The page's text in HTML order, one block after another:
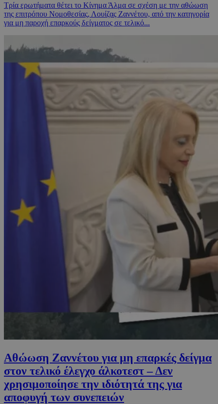
Τρία ερωτήματα θέτει το Κίνημα Άλμα σε σχέση με την αθώωση
της επιτρόπου Νομοθεσίας, Λουίζας Ζαννέτου, από την κατηγορία
για μη παροχή επαρκούς δείγματος σε τελικό...
Αθώωση Ζαννέτου για μη επαρκές δείγμα
στον τελικό έλεγχο άλκοτεστ – Δεν
χρησιμοποίησε την ιδιότητά της για
αποφυγή των συνεπειών